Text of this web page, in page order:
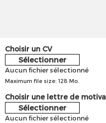
Choisir un CV
Sélectionner
Aucun fichier sélectionné
Maximum file size: 128 Mo.
Choisir une lettre de
Sélectionner
Aucun fichier sélectionné